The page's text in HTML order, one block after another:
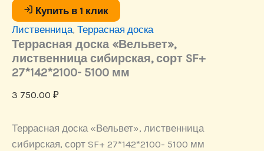
сибирская,
сорт
SF+
27*142*2100-
мм
Купить в 1 клик
Лиственница, Террасная доска
Террасная доска «Вельвет»,
лиственница сибирская, сорт SF+
27*142*2100- 5100 мм
3 750.00 ₽
Террасная доска «Вельвет», лиственница
сибирская, сорт SF+ 27*142*2100- 5100 мм